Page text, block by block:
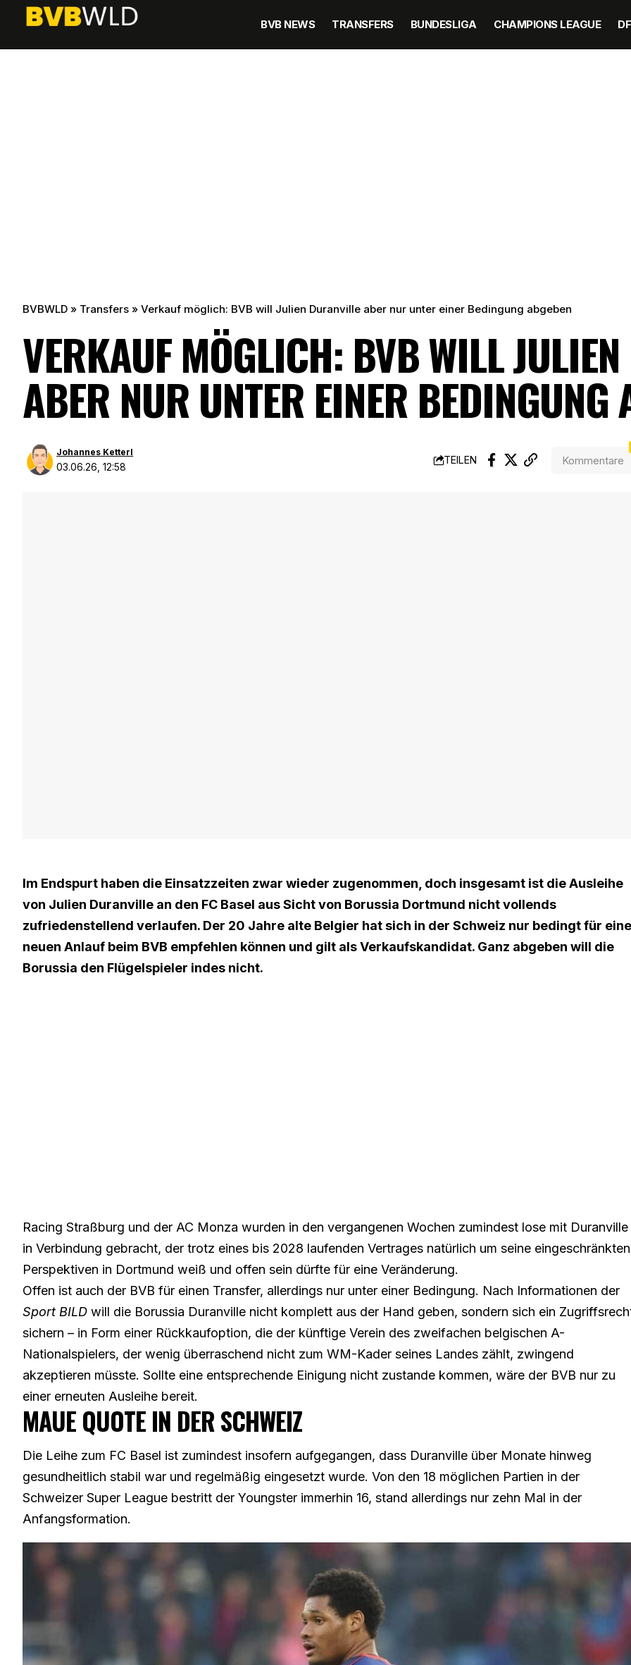
BVB NEWS TRANSFERS BUNDESLIGA CHAMPIONS LEAGUE
BVBWLD » Transfers » Verkauf möglich: BVB will Julien Duranville aber nur unter einer Bedingung abgeben
VERKAUF MÖGLICH: BVB WILL
ABER NUR UNTER EINER BEDINGUNG
03.06.26, 12:58
Johannes Ketterl
TEILEN Kommentare
Im Endspurt haben die Einsatzzeiten zwar wieder zugenommen, doch insgesamt ist die Ausleihe
von Julien Duranville an den FC Basel aus Sicht von Borussia Dortmund nicht vollends
zufriedenstellend verlaufen. Der 20 Jahre alte Belgier hat sich in der Schweiz nur bedingt für
neuen Anlauf beim BVB empfehlen können und gilt als Verkaufskandidat. Ganz abgeben will die
Borussia den Flügelspieler indes nicht.
Racing Straßburg und der AC Monza wurden in den vergangenen Wochen zumindest lose mit Duranville
in Verbindung gebracht, der trotz eines bis 2028 laufenden Vertrages natürlich um seine eingeschränkten
Perspektiven in Dortmund weiß und offen sein dürfte für eine Veränderung.
Offen ist auch der BVB für einen Transfer, allerdings nur unter einer Bedingung. Nach Informationen der
Sport BILD will die Borussia Duranville nicht komplett aus der Hand geben, sondern sich ein
sichern – in Form einer Rückkaufoption, die der künftige Verein des zweifachen belgischen A-
Nationalspielers, der wenig überraschend nicht zum WM-Kader seines Landes zählt, zwingend
akzeptieren müsste. Sollte eine entsprechende Einigung nicht zustande kommen, wäre der BVB nur zu
einer erneuten Ausleihe bereit.
MAUE QUOTE IN DER SCHWEIZ
Die Leihe zum FC Basel ist zumindest insofern aufgegangen, dass Duranville über Monate hinweg
gesundheitlich stabil war und regelmäßig eingesetzt wurde. Von den 18 möglichen Partien in der
Schweizer Super League bestritt der Youngster immerhin 16, stand allerdings nur zehn Mal in der
Anfangsformation.